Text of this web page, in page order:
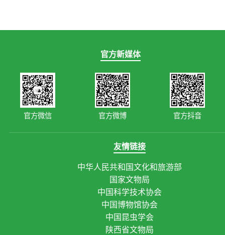
官方新媒体
官方微信 官方微博 官方抖音
友情链接
中华人民共和国文化和旅游部
国家文物局
中国科学技术协会
中国博物馆协会
中国昆虫学会
陕西省文物局